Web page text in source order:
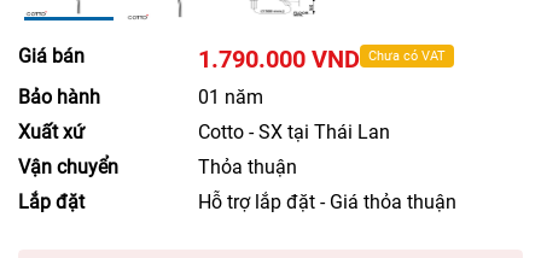
Giá bán 1.790.000 VND Chưa có VAT
Bảo hành
01 năm
Xuất xứ
Cotto - SX tại Thái Lan
Vận chuyển
Thỏa thuận
Lắp đặt
Hỗ trợ lắp đặt - Giá thỏa thuận